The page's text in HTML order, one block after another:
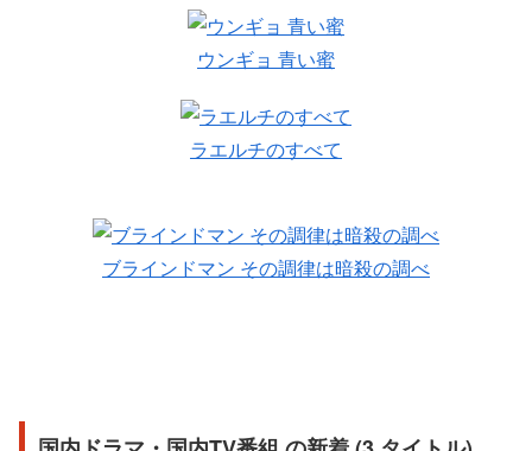
ウンギョ 青い蜜
ラエルチのすべて
ブラインドマン その調律は暗殺の調べ